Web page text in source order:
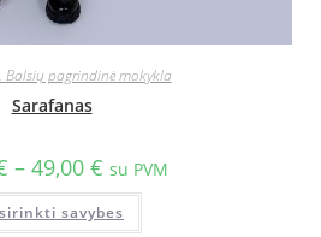
Balsių pagrindinė mokykla
Sarafanas
– 49,00 € su PVM
savybes